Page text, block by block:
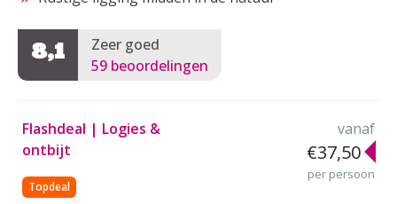
8,1
Zeer goed
59 beoordelingen
Flashdeal | Logies &
ontbijt
Topdeal
vanaf
€37,50
per persoon